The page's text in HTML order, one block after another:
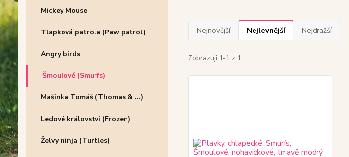
Mickey Mouse
Tlapková patrola (Paw patrol)
Angry birds
Šmoulové (Smurfs)
Mašinka Tomáš (Thomas & ...)
Ledové království (Frozen)
Želvy ninja (Turtles)
Nejnovější Nejlevnější Nejdražší
Zobrazuji 1-1 z 1